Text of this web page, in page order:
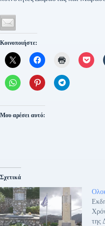
Κοινοποιήστε:
Μου αρέσει αυτό:
Σχετικά
της